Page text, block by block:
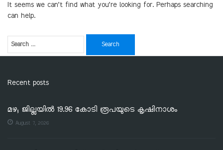
It seems we can’t find what you’re looking for. Perhaps searching
can help.
Recent posts
മഴ; ജില്ലയില്‍ 19.96 കോടി രൂപയുടെ കൃഷിനാശം
August 7, 2026